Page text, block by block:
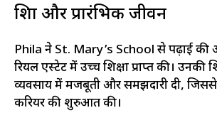
शिक्षा और प्रारंभिक जीवन
Phila ने St. Mary’s School से पढ़ाई की
रियल एस्टेट में उच्च शिक्षा प्राप्त की। उनकी
व्यवसाय में मजबूती और समझदारी दी,
करियर की शुरुआत की।